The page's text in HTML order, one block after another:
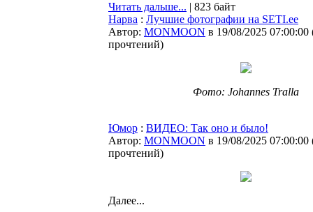
Читать дальше... | 823 байт
Нарва : Лучшие фотографии на SETI.ee
Автор: MONMOON в 19/08/2025 07:00:00
прочтений)
Фото: Johannes Tralla
Юмор : ВИДЕО: Так оно и было!
Автор: MONMOON в 19/08/2025 07:00:00
прочтений)
Далее...